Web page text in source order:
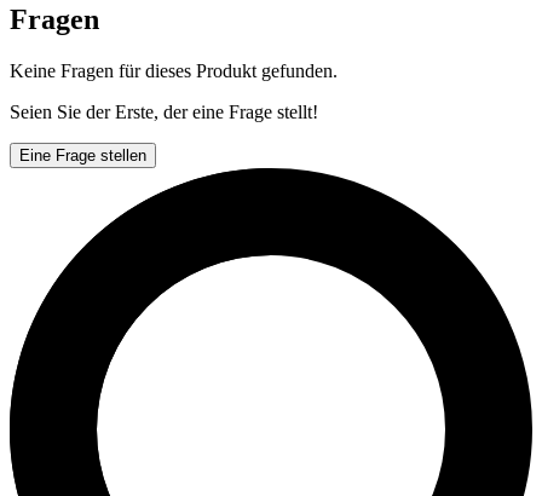
Fragen
Keine Fragen für dieses Produkt gefunden.
Seien Sie der Erste, der eine Frage stellt!
Eine Frage stellen